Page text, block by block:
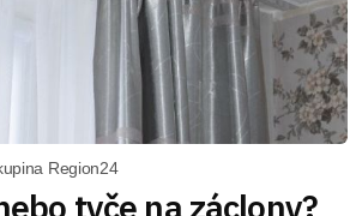
Region24
tyče na záclony?